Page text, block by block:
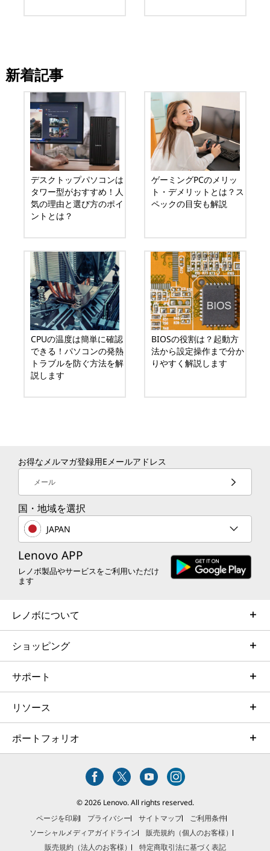
新着記事
デスクトップパソコンは
タワー型がおすすめ！人
気の理由と選び方のポイ
ントとは？
ゲーミングPCのメリッ
ト・デメリットとは？ス
ペックの目安も解説
CPUの温度は簡単に確認
できる！パソコンの発熱
トラブルを防ぐ方法を解
説します
BIOSの役割は？起動方
法から設定操作まで分か
りやすく解説します
お得なメルマガ登録用Eメールアドレス
メール
国・地域を選択
JAPAN
Lenovo APP
レノボ製品やサービスをご利用いただけ
ます
レノボについて
ショッピング
サポート
リソース
ポートフォリオ
© 2026 Lenovo. All rights reserved.
ページを印刷
プライバシー サイトマップ
ご利用条件
ソーシャルメディアガイドライン
販売規約（個人のお客様）
販売規約（法人のお客様）
特定商取引法に基づく表記